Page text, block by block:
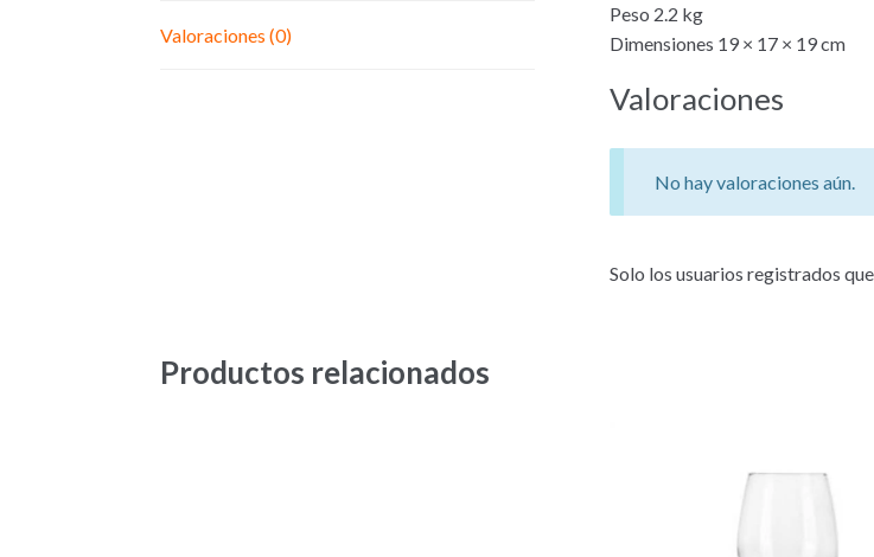
Valoraciones (0)
Peso 2.2 kg
Dimensiones 19 × 17 × 19 cm
Valoraciones
No hay valoraciones aún.
Solo los usuarios registrados
Productos relacionados